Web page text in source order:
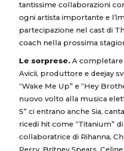
tantissime collaborazioni
ogni artista importante e
partecipazione nel cast di
coach nella prossima
Le sorprese. A completare
Avicii, produttore e deejay
“Wake Me Up” e “Hey
nuovo volto alla musica
5” ci entrano anche Sia,
ricedi hit come “Titanium”
collaboratrice di Rihanna,